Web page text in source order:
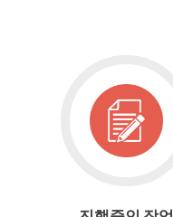
to
진
행
중